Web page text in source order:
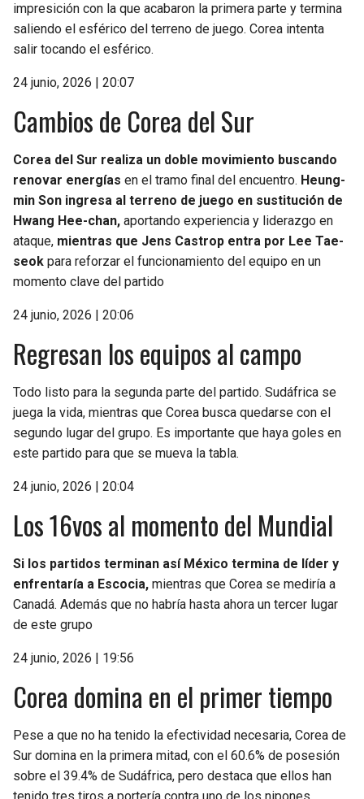
impresición con la que acabaron la primera parte y termina
saliendo el esférico del terreno de juego. Corea intenta
salir tocando el esférico.
24 junio, 2026 | 20:07
Cambios de Corea del Sur
Corea del Sur realiza un doble movimiento buscando
renovar energías en el tramo final del encuentro. Heung-
min Son ingresa al terreno de juego en sustitución de
Hwang Hee-chan, aportando experiencia y liderazgo en
ataque, mientras que Jens Castrop entra por Lee Tae-
seok para reforzar el funcionamiento del equipo en un
momento clave del partido
24 junio, 2026 | 20:06
Regresan los equipos al campo
Todo listo para la segunda parte del partido. Sudáfrica se
juega la vida, mientras que Corea busca quedarse con el
segundo lugar del grupo. Es importante que haya goles en
este partido para que se mueva la tabla.
24 junio, 2026 | 20:04
Los 16vos al momento del Mundial
Si los partidos terminan así México termina de líder y
enfrentaría a Escocia, mientras que Corea se mediría a
Canadá. Además que no habría hasta ahora un tercer lugar
de este grupo
24 junio, 2026 | 19:56
Corea domina en el primer tiempo
Pese a que no ha tenido la efectividad necesaria, Corea de
Sur domina en la primera mitad, con el 60.6% de posesión
sobre el 39.4% de Sudáfrica, pero destaca que ellos han